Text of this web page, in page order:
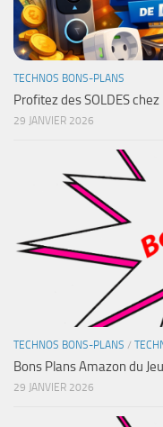
TECHNOS BONS-PLANS
Profitez des SOLDES
29 JANVIER 2026
TECHNOS BONS-PLANS /
Bons Plans Amazon du
29 JANVIER 2026